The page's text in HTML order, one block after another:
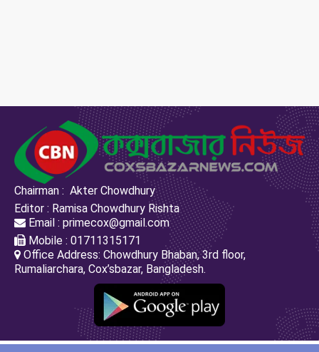
Chairman : Akter Chowdhury
Editor : Ramisa Chowdhury Rishta
Email : primecox@gmail.com
Mobile : 01711315171
Office Address: Chowdhury Bhaban, 3rd floor,
Rumaliarchara, Cox’sbazar, Bangladesh.